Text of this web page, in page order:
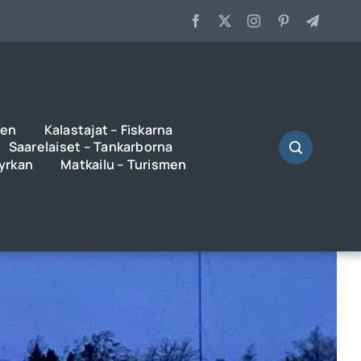
Kalastajat – Fiskarna
Saarelaiset – Tankarborna
Matkailu – Turismen